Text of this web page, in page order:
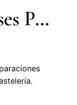
Cremas Y Mousses Para Pastelería: Diferencias Y Usos